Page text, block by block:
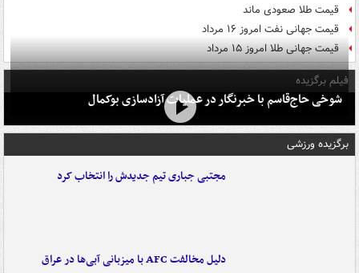
قیمت طلا صعودی ماند
قیمت جهانی نفت امروز ۱۶ مرداد
قیمت جهانی طلا امروز ۱۵ مرداد
فیلم برگزیده
شوخی حاج‌قاسم با خبرنگار در عملیات آزادسازی بوکمال
برگزیده ورزشی
مجتبی جباری تیم جدیدش را انتخاب کرد
دلیل مخالفت AFC با میزبانی آبی‌ها در عراق